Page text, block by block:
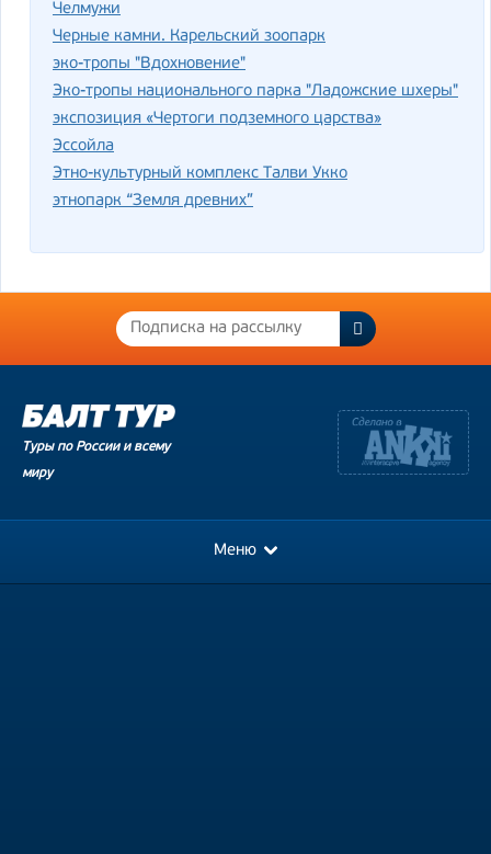
Челмужи
Черные камни. Карельский зоопарк
эко-тропы "Вдохновение"
Эко-тропы национального парка "Ладожские шхеры"
экспозиция «Чертоги подземного царства»
Эссойла
Этно-культурный комплекс Талви Укко
этнопарк “Земля древних”
Туры по России и всему
миру
Меню